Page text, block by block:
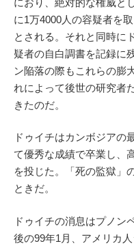
に1万4000人の容疑者を
とされる。それと同時に
疑者の自白調書を記録に
ン陥落の際もこれらの膨
れによって後世の研究者
きたのだ。
ドゥイチはカンボジアの
て優秀な成績で卒業し、
を投じた。「死の監獄」
ときだ。
ドゥイチの消息はプノン
後の99年1月、アメリカ